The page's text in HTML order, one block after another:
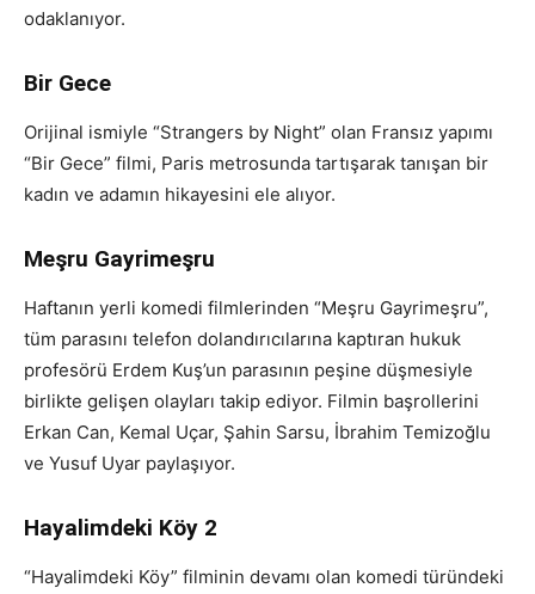
odaklanıyor.
Bir Gece
Orijinal ismiyle “Strangers by Night” olan Fransız yapımı
“Bir Gece” filmi, Paris metrosunda tartışarak tanışan bir
kadın ve adamın hikayesini ele alıyor.
Meşru Gayrimeşru
Haftanın yerli komedi filmlerinden “Meşru Gayrimeşru”,
tüm parasını telefon dolandırıcılarına kaptıran hukuk
profesörü Erdem Kuş’un parasının peşine düşmesiyle
birlikte gelişen olayları takip ediyor. Filmin başrollerini
Erkan Can, Kemal Uçar, Şahin Sarsu, İbrahim Temizoğlu
ve Yusuf Uyar paylaşıyor.
Hayalimdeki Köy 2
“Hayalimdeki Köy” filminin devamı olan komedi türündeki